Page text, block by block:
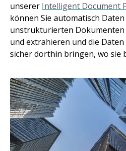
unserer Intelligent Document
können Sie automatisch
unstrukturierten
und extrahieren und die
sicher dorthin bringen, wo sie
Bild